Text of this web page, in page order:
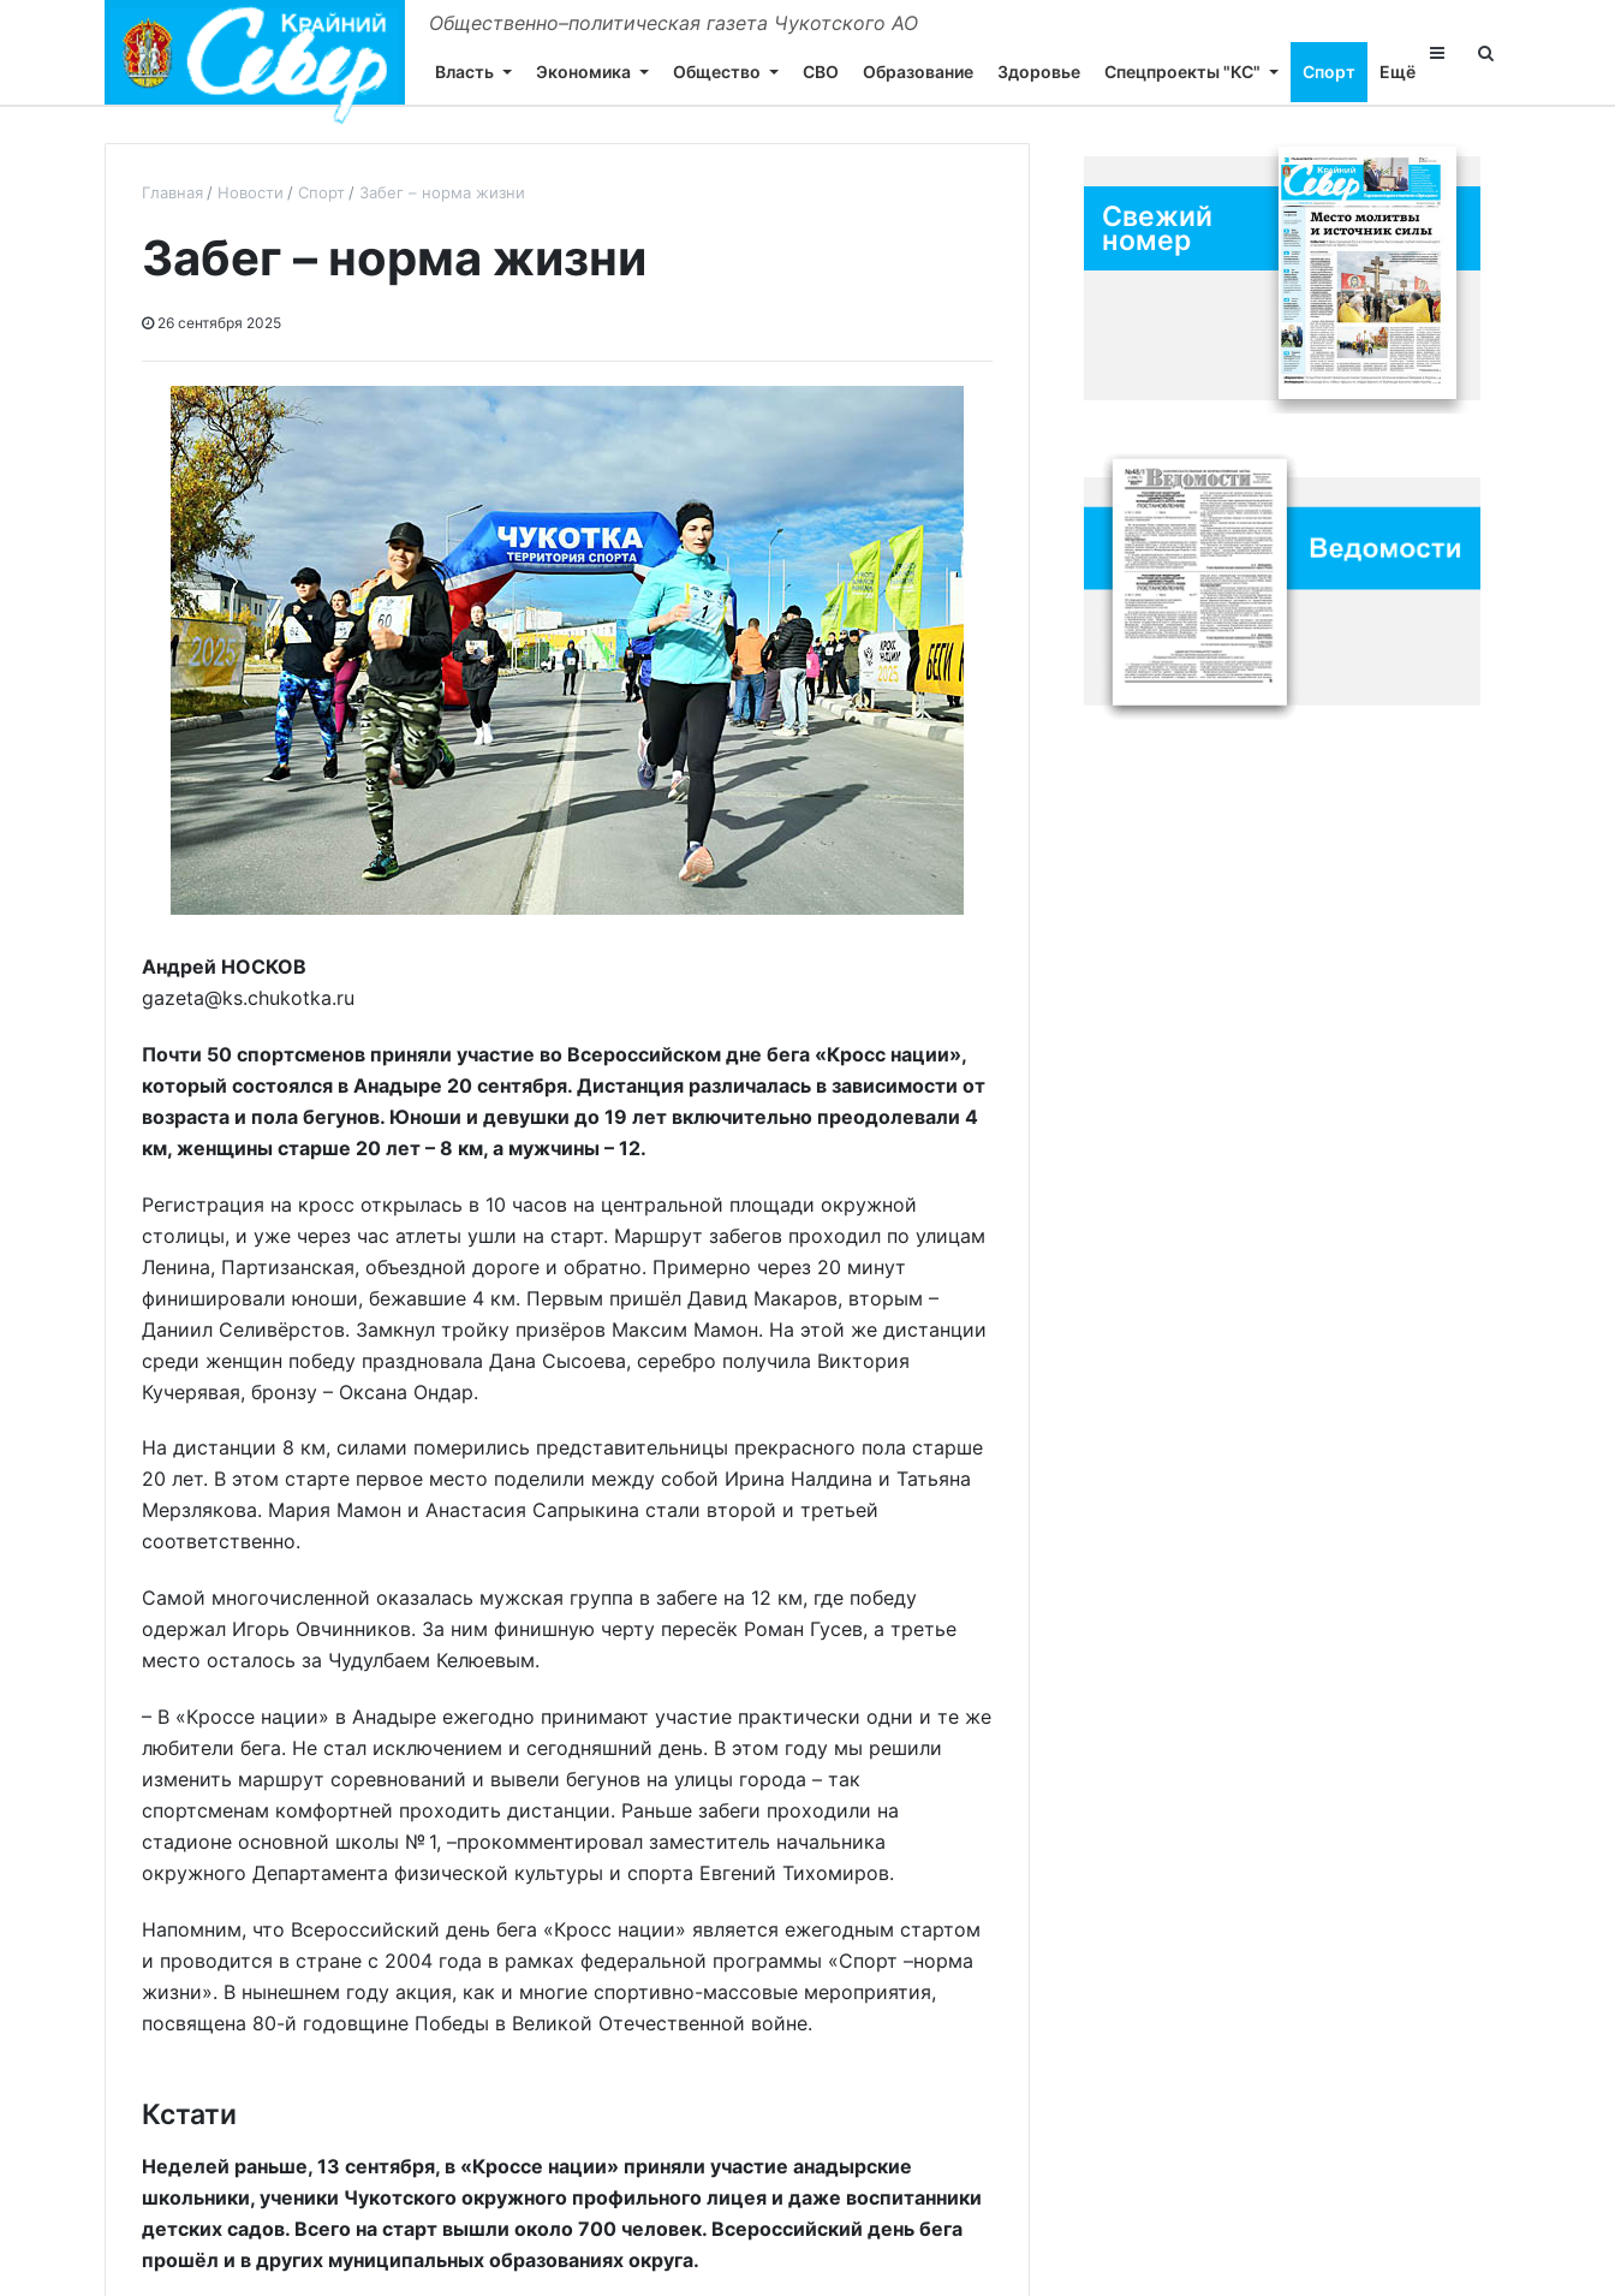
Общественно–политическая газета Чукотского АО
Власть Экономика Общество СВО Образование Здоровье Спецпроекты "КС" Спорт Ещё
Главная Новости Спорт Забег – норма жизни
Забег – норма жизни
26 сентября 2025
Андрей НОСКОВ
gazeta@ks.chukotka.ru
Почти 50 спортсменов приняли участие во Всероссийском дне бега «Кросс нации»,
который состоялся в Анадыре 20 сентября. Дистанция различалась в зависимости от
возраста и пола бегунов. Юноши и девушки до 19 лет включительно преодолевали 4
км, женщины старше 20 лет – 8 км, а мужчины – 12.
Регистрация на кросс открылась в 10 часов на центральной площади окружной
столицы, и уже через час атлеты ушли на старт. Маршрут забегов проходил по улицам
Ленина, Партизанская, объездной дороге и обратно. Примерно через 20 минут
финишировали юноши, бежавшие 4 км. Первым пришёл Давид Макаров, вторым –
Даниил Селивёрстов. Замкнул тройку призёров Максим Мамон. На этой же дистанции
среди женщин победу праздновала Дана Сысоева, серебро получила Виктория
Кучерявая, бронзу – Оксана Ондар.
На дистанции 8 км, силами померились представительницы прекрасного пола старше
20 лет. В этом старте первое место поделили между собой Ирина Налдина и Татьяна
Мерзлякова. Мария Мамон и Анастасия Сапрыкина стали второй и третьей
соответственно.
Самой многочисленной оказалась мужская группа в забеге на 12 км, где победу
одержал Игорь Овчинников. За ним финишную черту пересёк Роман Гусев, а третье
место осталось за Чудулбаем Келюевым.
– В «Кроссе нации» в Анадыре ежегодно принимают участие практически одни и те же
любители бега. Не стал исключением и сегодняшний день. В этом году мы решили
изменить маршрут соревнований и вывели бегунов на улицы города – так
спортсменам комфортней проходить дистанции. Раньше забеги проходили на
стадионе основной школы № 1, –прокомментировал заместитель начальника
окружного Департамента физической культуры и спорта Евгений Тихомиров.
Напомним, что Всероссийский день бега «Кросс нации» является ежегодным стартом
и проводится в стране с 2004 года в рамках федеральной программы «Спорт –норма
жизни». В нынешнем году акция, как и многие спортивно-массовые мероприятия,
посвящена 80-й годовщине Победы в Великой Отечественной войне.
Кстати
Неделей раньше, 13 сентября, в «Кроссе нации» приняли участие анадырские
школьники, ученики Чукотского окружного профильного лицея и даже воспитанники
детских садов. Всего на старт вышли около 700 человек. Всероссийский день бега
прошёл и в других муниципальных образованиях округа.
Свежий
номер